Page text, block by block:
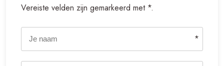
Vereiste velden zijn gemarkeerd met *.
*